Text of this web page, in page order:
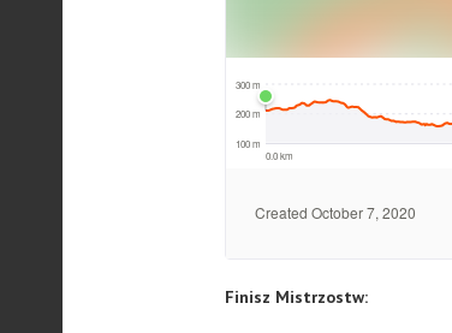
Finisz Mistrzostw: